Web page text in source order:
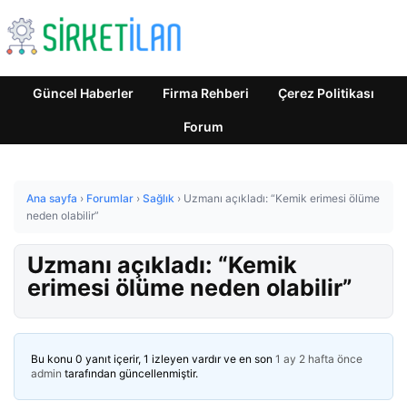
Güncel Haberler Firma Rehberi Çerez Politikası
Forum
Ana sayfa › Forumlar › Sağlık › Uzmanı açıkladı: “Kemik erimesi ölüme
neden olabilir”
Uzmanı açıkladı: “Kemik
erimesi ölüme neden olabilir”
Bu konu 0 yanıt içerir, 1 izleyen vardır ve en son 1 ay 2 hafta önce
admin tarafından güncellenmiştir.